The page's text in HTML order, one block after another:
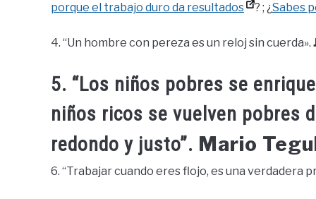
porque el trabajo duro da resultados
? ; ¿Sabes
4. “Un hombre con pereza es un reloj sin cuerda».
5. “Los niños pobres se
niños ricos se vuelven pobres
redondo y justo”. Mario
6. “Trabajar cuando eres flojo, es una verdadera